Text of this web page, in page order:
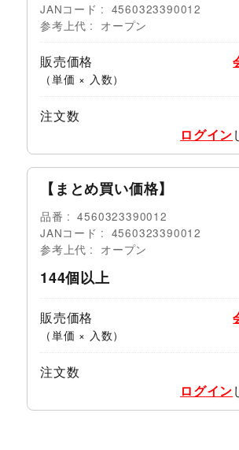
JANコード
4560323390012
参考上代
オープン
販売価格
（単価 × 入数）
注文数
ログイン
【まとめ買い価格】
品番
4560323390012
JANコード
4560323390012
参考上代
オープン
144個以上
販売価格
（単価 × 入数）
注文数
ログイン